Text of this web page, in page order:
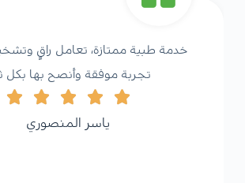
خدمة طبية ممتازة، تعامل راقٍ
تجربة موفقة وأنصح بها بكل
ياسر المنصوري